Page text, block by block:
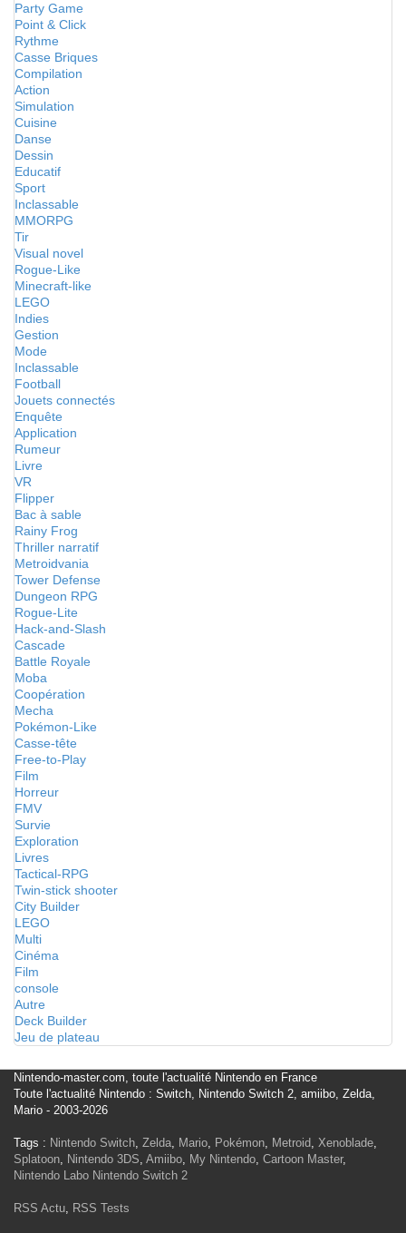
Party Game
Point & Click
Rythme
Casse Briques
Compilation
Action
Simulation
Cuisine
Danse
Dessin
Educatif
Sport
Inclassable
MMORPG
Tir
Visual novel
Rogue-Like
Minecraft-like
LEGO
Indies
Gestion
Mode
Inclassable
Football
Jouets connectés
Enquête
Application
Rumeur
Livre
VR
Flipper
Bac à sable
Rainy Frog
Thriller narratif
Metroidvania
Tower Defense
Dungeon RPG
Rogue-Lite
Hack-and-Slash
Cascade
Battle Royale
Moba
Coopération
Mecha
Pokémon-Like
Casse-tête
Free-to-Play
Film
Horreur
FMV
Survie
Exploration
Livres
Tactical-RPG
Twin-stick shooter
City Builder
LEGO
Multi
Cinéma
Film
console
Autre
Deck Builder
Jeu de plateau
Nintendo-master.com, toute l'actualité Nintendo en France
Toute l'actualité Nintendo : Switch, Nintendo Switch 2, amiibo, Zelda,
Mario - 2003-2026
Tags : Nintendo Switch, Zelda, Mario, Pokémon, Metroid, Xenoblade,
Splatoon, Nintendo 3DS, Amiibo, My Nintendo, Cartoon Master,
Nintendo Labo Nintendo Switch 2
RSS Actu, RSS Tests